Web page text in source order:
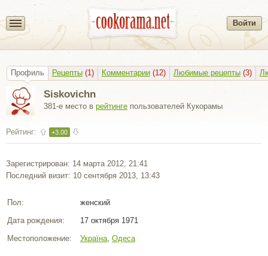
Войти
Профиль Рецепты(1) Комментарии(12) Любимые рецепты(3)
Рейтинг: +3.00
Siskovichn
381-е место в рейтинге пользователей Кукорамы
Зарегистрирован: 14 марта 2012, 21:41
Последний визит: 10 сентября 2013, 13:43
Пол:
женский
Дата рождения:
17 октября 1971
Местоположение:
Україна, Одеса